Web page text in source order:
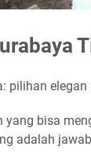
pilihan
bisa
adalah